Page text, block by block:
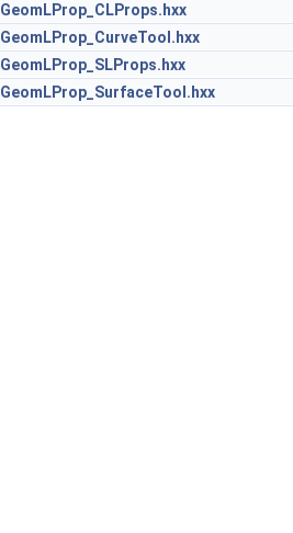
GeomLProp_CLProps.hxx
GeomLProp_CurveTool.hxx
GeomLProp_SLProps.hxx
GeomLProp_SurfaceTool.hxx